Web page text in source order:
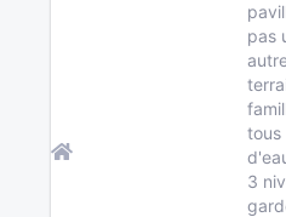
pas
tous
3